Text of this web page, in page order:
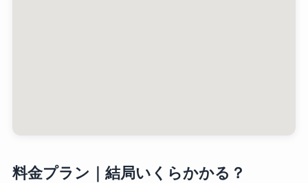
料金プラン｜結局いくらかかる？